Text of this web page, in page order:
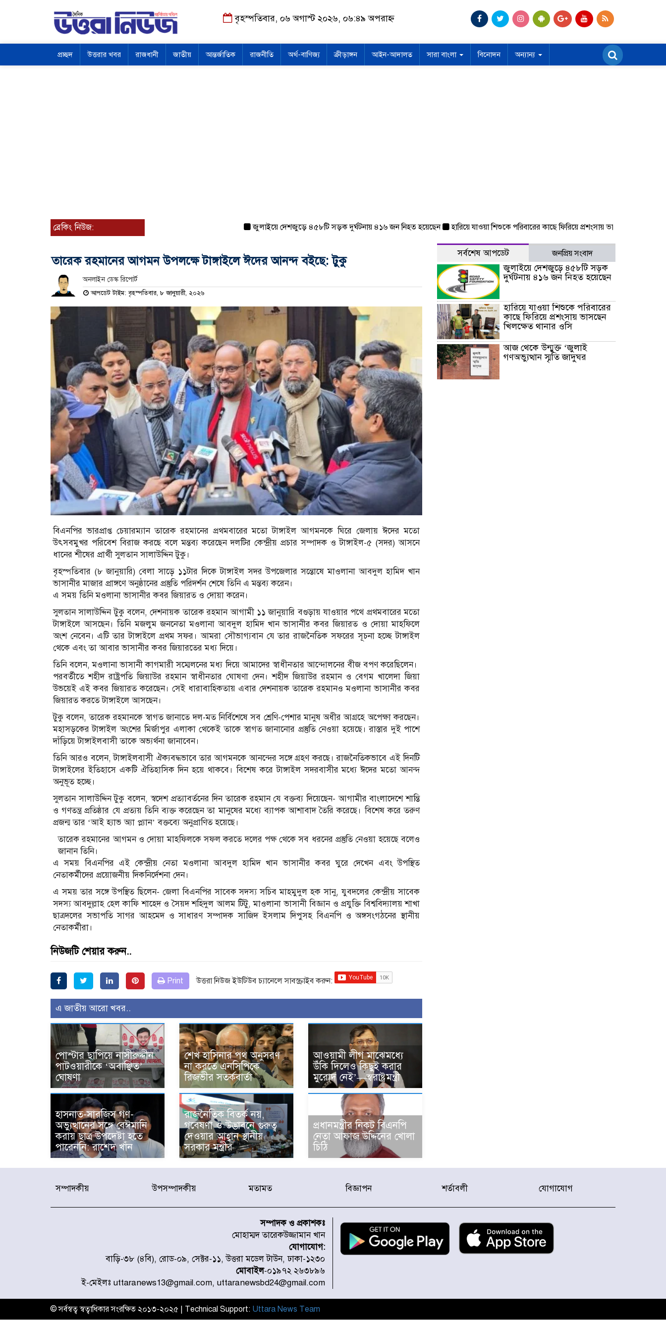
বৃহস্পতিবার, ০৬ অগাস্ট ২০২৬, ০৬:৪৯ অপরাহ্ন
প্রচ্ছদ উত্তরার খবর রাজধানী জাতীয় আন্তর্জাতিক রাজনীতি অর্থ-বাণিজ্য ক্রীড়াঙ্গন আইন-আদালত সারা বাংলা বিনোদন অন্যান্য
ব্রেকিং নিউজ: জুলাইয়ে দেশজুড়ে ৪৫৮টি সড়ক দুর্ঘটনায় ৪১৬ জন নিহত হয়েছেন হারিয়ে যাওয়া শিশুকে পরিবারের কাছে ফিরিয়ে প্রশংসায় ভাসছেন খিলক্ষেত থানার
তারেক রহমানের আগমন উপলক্ষে টাঙ্গাইলে ঈদের আনন্দ বইছে: টুকু
অনলাইন ডেস্ক রিপোর্ট
আপডেট টাইম: বৃহস্পতিবার, ৮ জানুয়ারী, ২০২৬
বিএনপির ভারপ্রাপ্ত চেয়ারম্যান তারেক রহমানের প্রথমবারের মতো টাঙ্গাইল আগমনকে ঘিরে জেলায় ঈদের মতো
উৎসবমুখর পরিবেশ বিরাজ করছে বলে মন্তব্য করেছেন দলটির কেন্দ্রীয় প্রচার সম্পাদক ও টাঙ্গাইল-৫ (সদর) আসনে
ধানের শীষের প্রার্থী সুলতান সালাউদ্দিন টুকু।
বৃহস্পতিবার (৮ জানুয়ারি) বেলা সাড়ে ১১টার দিকে টাঙ্গাইল সদর উপজেলার সন্তোষে মাওলানা আবদুল হামিদ খান
ভাসানীর মাজার প্রাঙ্গণে অনুষ্ঠানের প্রস্তুতি পরিদর্শন শেষে তিনি এ মন্তব্য করেন।
এ সময় তিনি মওলানা ভাসানীর কবর জিয়ারত ও দোয়া করেন।
সুলতান সালাউদ্দিন টুকু বলেন, দেশনায়ক তারেক রহমান আগামী ১১ জানুয়ারি বগুড়ায় যাওয়ার পথে প্রথমবারের মতো
টাঙ্গাইলে আসছেন। তিনি মজলুম জননেতা মওলানা আবদুল হামিদ খান ভাসানীর কবর জিয়ারত ও দোয়া মাহফিলে
অংশ নেবেন। এটি তার টাঙ্গাইলে প্রথম সফর। আমরা সৌভাগ্যবান যে তার রাজনৈতিক সফরের সূচনা হচ্ছে টাঙ্গাইল
থেকে এবং তা আবার ভাসানীর কবর জিয়ারতের মধ্য দিয়ে।
তিনি বলেন, মওলানা ভাসানী কাগমারী সম্মেলনের মধ্য দিয়ে আমাদের স্বাধীনতার আন্দোলনের বীজ বপণ করেছিলেন।
পরবর্তীতে শহীদ রাষ্ট্রপতি জিয়াউর রহমান স্বাধীনতার ঘোষণা দেন। শহীদ জিয়াউর রহমান ও বেগম খালেদা জিয়া
উভয়েই এই কবর জিয়ারত করেছেন। সেই ধারাবাহিকতায় এবার দেশনায়ক তারেক রহমানও মওলানা ভাসানীর কবর
জিয়ারত করতে টাঙ্গাইলে আসছেন।
টুকু বলেন, তারেক রহমানকে স্বাগত জানাতে দল-মত নির্বিশেষে সব শ্রেণি-পেশার মানুষ অধীর আগ্রহে অপেক্ষা করছেন।
মহাসড়কের টাঙ্গাইল অংশের মির্জাপুর এলাকা থেকেই তাকে স্বাগত জানানোর প্রস্তুতি নেওয়া হয়েছে। রাস্তার দুই পাশে
দাঁড়িয়ে টাঙ্গাইলবাসী তাকে অভ্যর্থনা জানাবেন।
তিনি আরও বলেন, টাঙ্গাইলবাসী ঐক্যবদ্ধভাবে তার আগমনকে আনন্দের সঙ্গে গ্রহণ করছে। রাজনৈতিকভাবে এই দিনটি
টাঙ্গাইলের ইতিহাসে একটি ঐতিহাসিক দিন হয়ে থাকবে। বিশেষ করে টাঙ্গাইল সদরবাসীর মধ্যে ঈদের মতো আনন্দ
অনুভূত হচ্ছে।
সুলতান সালাউদ্দিন টুকু বলেন, স্বদেশ প্রত্যাবর্তনের দিন তারেক রহমান যে বক্তব্য দিয়েছেন- আগামীর বাংলাদেশে শান্তি
ও গণতন্ত্র প্রতিষ্ঠার যে প্রত্যয় তিনি ব্যক্ত করেছেন তা মানুষের মধ্যে ব্যাপক আশাবাদ তৈরি করেছে। বিশেষ করে তরুণ
প্রজন্ম তার ‘আই হ্যাভ অ্যা প্ল্যান’ বক্তব্যে অনুপ্রাণিত হয়েছে।
তারেক রহমানের আগমন ও দোয়া মাহফিলকে সফল করতে দলের পক্ষ থেকে সব ধরনের প্রস্তুতি নেওয়া হয়েছে বলেও
জানান তিনি।
এ সময় বিএনপির এই কেন্দ্রীয় নেতা মওলানা আবদুল হামিদ খান ভাসানীর কবর ঘুরে দেখেন এবং উপস্থিত
নেতাকর্মীদের প্রয়োজনীয় দিকনির্দেশনা দেন।
এ সময় তার সঙ্গে উপস্থিত ছিলেন- জেলা বিএনপির সাবেক সদস্য সচিব মাহমুদুল হক সানু, যুবদলের কেন্দ্রীয় সাবেক
সদস্য আবদুল্লাহ হেল কাফি শাহেদ ও সৈয়দ শহিদুল আলম টিটু, মাওলানা ভাসানী বিজ্ঞান ও প্রযুক্তি বিশ্ববিদ্যালয় শাখা
ছাত্রদলের সভাপতি সাগর আহমেদ ও সাধারণ সম্পাদক সাজিদ ইসলাম দিপুসহ বিএনপি ও অঙ্গসংগঠনের স্থানীয়
নেতাকর্মীরা।
নিউজটি শেয়ার করুন..
Print উত্তরা নিউজ ইউটিউব চ্যানেলে সাবস্ক্রাইব করুন:
এ জাতীয় আরো খবর..
পোস্টার ছাপিয়ে নাসীরুদ্দীন
পাটওয়ারীকে ‘অবাঞ্ছিত’
ঘোষণা
শেখ হাসিনার পথ অনুসরণ
না করতে এনসিপিকে
রিজভীর সতর্কবার্তা
আওয়ামী লীগ মাঝেমধ্যে
উঁকি দিলেও কিছুই করার
মুরোদ নেই’—স্বরাষ্ট্রমন্ত্রী
হাসনাত-সারজিস গণ-
অভ্যুত্থানের সঙ্গে বেঈমানি
করায় ছাত্র উপদেষ্টা হতে
পারেননি: রাশেদ খাঁন
রাজনৈতিক বিতর্ক নয়,
গবেষণা ও উদ্ভাবনে গুরুত্ব
দেওয়ার আহ্বান স্থানীয়
সরকার মন্ত্রীর
প্রধানমন্ত্রীর নিকট বিএনপি
নেতা আফাজ উদ্দিনের খোলা
চিঠি
সর্বশেষ আপডেট জনপ্রিয় সংবাদ
জুলাইয়ে দেশজুড়ে ৪৫৮টি সড়ক
দুর্ঘটনায় ৪১৬ জন নিহত হয়েছেন
হারিয়ে যাওয়া শিশুকে পরিবারের
কাছে ফিরিয়ে প্রশংসায় ভাসছেন
খিলক্ষেত থানার ওসি
আজ থেকে উন্মুক্ত ‘জুলাই
গণঅভ্যুত্থান স্মৃতি জাদুঘর
সম্পাদকীয় উপসম্পাদকীয় মতামত বিজ্ঞাপন শর্তাবলী যোগাযোগ
সম্পাদক ও প্রকাশকঃ
মোহাম্মদ তারেকউজ্জামান খান
যোগাযোগ:
বাড়ি-৩৮ (৪বি), রোড-০৯, সেক্টর-১১, উত্তরা মডেল টাউন, ঢাকা-১২৩০
মোবাইল-০১৯৭২ ২৬৩৮৯৬
ই-মেইলঃ uttaranews13@gmail.com, uttaranewsbd24@gmail.com
© সর্বস্বত্ব স্বত্বাধিকার সংরক্ষিত ২০১৩-২০২৫ | Technical Support: Uttara News Team